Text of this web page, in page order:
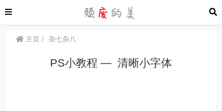
主页 杂七杂八
PS小教程 — 清晰小字体